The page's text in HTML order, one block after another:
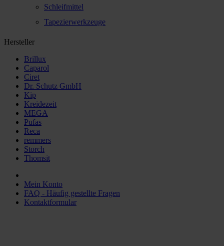
Schleifmittel
Tapezierwerkzeuge
Hersteller
Brillux
Caparol
Ciret
Dr. Schutz GmbH
Kip
Kreidezeit
MEGA
Pufas
Reca
remmers
Storch
Thomsit
Mein Konto
FAQ - Häufig gestellte Fragen
Kontaktformular